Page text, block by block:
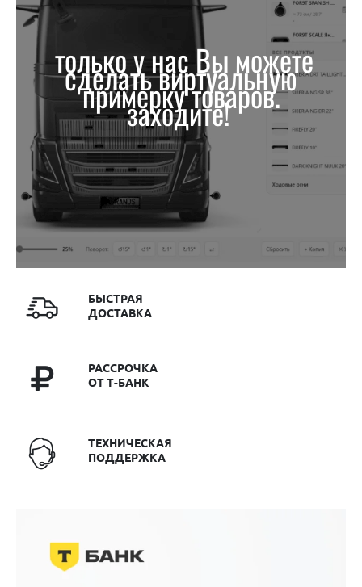
только у нас Вы можете
сделать виртуальную
примерку товаров.
заходите!
БЫСТРАЯ
ДОСТАВКА
РАССРОЧКА
ОТ Т-БАНК
ТЕХНИЧЕСКАЯ
ПОДДЕРЖКА